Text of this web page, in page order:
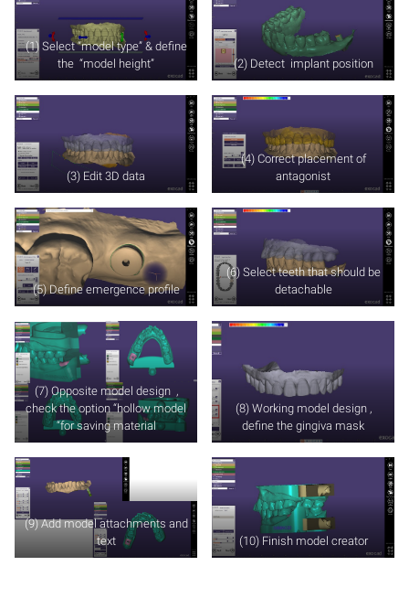
(1) Select “model type” & define
the “model height”
(2) Detect implant position
(3) Edit 3D data
(4) Correct placement of
antagonist
(5) Define emergence profile
(6) Select teeth that should be
detachable
(7) Opposite model design ,
check the option “hollow model
“for saving material
(8) Working model design ,
define the gingiva mask
(9) Add model attachments and
text
(10) Finish model creator